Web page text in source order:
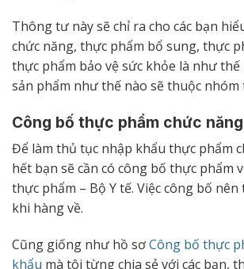
Thông tư này sẽ chỉ ra cho các bạn
chức năng, thực phẩm bổ sung, thực
thực phẩm bảo vệ sức khỏe là như
sản phẩm như thế nào sẽ thuộc nhóm
Công bố thực phẩm chức năng
Để làm thủ tục nhập khẩu thực phẩm
hết bạn sẽ cần có công bố thực phẩm
thực phẩm – Bộ Y tế. Việc công bố
khi hàng về.
Cũng giống như hồ sơCông bố thực
khẩu mà tôi từng chia sẻ với các bạn,